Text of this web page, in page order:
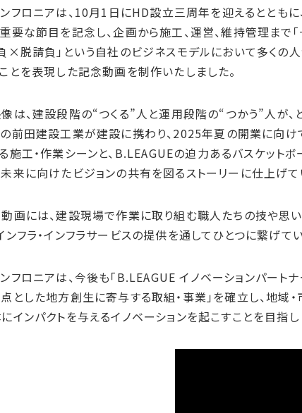
フロニアは、10月1日にHD設立三周年を迎えるととも
要な節目を記念し、企画から施工、運営、維持管理まで
×脱請負」という自社のビジネスモデルにおいて多くの
とを表現した記念動画を制作いたしました。
は、建設段階の“つくる”人と運用段階の“つかう”人が
前田建設工業が建設に携わり、2025年夏の開業に向
施工・作業シーンと、B.LEAGUEの迫力あるバスケット
来に向けたビジョンの共有を図るストーリーに仕上げて
画には、建設現場で作業に取り組む職人たちの技や思
ンフラ・インフラサービスの提供を通してひとつに繋げ
フロニアは、今後も「B.LEAGUE イノベーションパートナ
とした地方創生に寄与する取組・事業」を確立し、地域
インパクトを与えるイノベーションを起こすことを目指し